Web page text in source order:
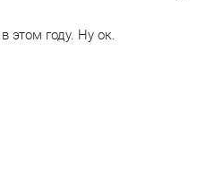
этом году. Ну ок.